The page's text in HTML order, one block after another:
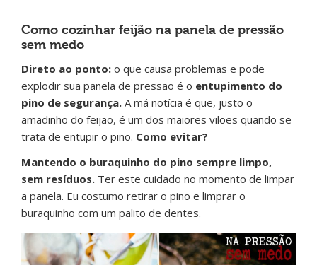
Como cozinhar feijão na panela de pressão
sem medo
Direto ao ponto: o que causa problemas e pode
explodir sua panela de pressão é o entupimento do
pino de segurança. A má notícia é que, justo o
amadinho do feijão, é um dos maiores vilões quando se
trata de entupir o pino. Como evitar?
Mantendo o buraquinho do pino sempre limpo,
sem resíduos. Ter este cuidado no momento de limpar
a panela. Eu costumo retirar o pino e limprar o
buraquinho com um palito de dentes.